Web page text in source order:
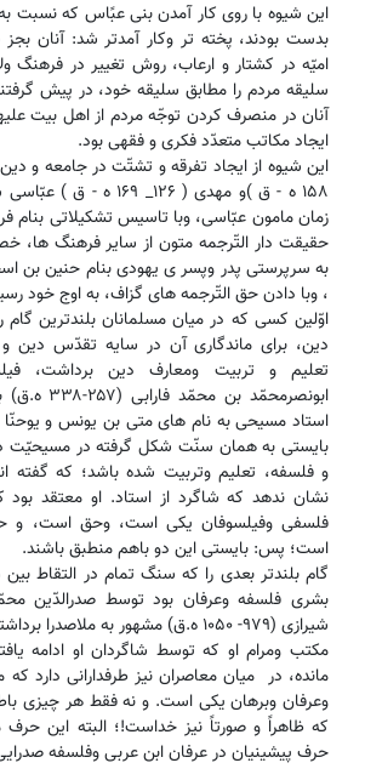
این شیوه با روی کار آمدن بنی عبًاس که نسبت
بدست بودند، پخته تر وکار آمدتر شد: آنان بجز
امیّه در کشتار و ‌ارعاب، روش تغییر در فرهنگ
سلیقه مردم را مطابق سلیقه خود، در پیش
آنان در منصرف کردن توجّه مردم از اهل بیت
ایجاد مکاتب متعدّد فکری و فقهی بود.
۱۵۸ ه - ق )و مهدی ( ۱۲۶_
زمان مامون عبّاسی، وبا تاسیس تشکیلاتی بنام
حقیقت دار التّرجمه متون از سایر فرهنگ ها،
به سرپرستی پدر وپسر ی یهودی بنام حنین بن
، وبا دادن حق التّرجمه های گزاف، به اوج خود
اوّلین کسی که در میان مسلمانان بلندترین گام
دین، برای ماندگاری آن در سایه تقدّس دین
تعلیم و تربیت ومعارف دین برداشت،
ابونصرمحمّد
استاد مسیحی به نام های متی بن یونس و یوحنّا
بایستی به همان سنّت شکل گرفته در مسیحیّت
و فلسفه، تعلیم وتربیت شده باشد؛ که گفته
نشان ندهد که شاگرد از استاد. او معتقد
فلسفی وفیلسوفان یکی است، وحق است، و
است؛ پس: بایستی این دو باهم منطبق باشند.
گام بلندتر بعدی را که سنگ تمام در التقاط
بشری فلسفه وعرفان بود توسط صدرالدّین
شیرازی (۹۷۹- ۱۰۵۰ ه.ق) مشهور به ملاصدرا برداشته شد.
مکتب ومرام او که توسط شاگردان او ادامه
مانده، در میان معاصران نیز طرفدارانی دارد
وعرفان وبرهان یکی است. و نه فقط هر چیزی
که ظاهراً و صورتاً نیز خداست!؛ البته این
حرف پیشینیان در عرفان ابن عربی وفلسفه